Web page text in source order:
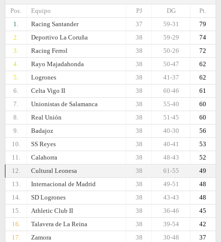
Pos.
Equipo Pt.
DG
PJ
1.
Racing Santander 79
59-31
37
2.
Deportivo La Coruña 74
59-29
38
3.
Racing Ferrol 72
50-26
38
4.
Rayo Majadahonda 62
50-47
38
5.
Logrones 62
41-37
38
6.
Celta Vigo II 61
60-46
38
7.
Unionistas de Salamanca 60
55-40
38
8.
Real Unión 60
51-45
38
9.
Badajoz 56
40-30
38
10.
SS Reyes 53
40-41
38
11.
Calahorra 52
48-43
38
12.
Cultural Leonesa 49
61-55
38
13.
Internacional de Madrid 48
49-51
38
14.
SD Logrones 48
43-43
38
15.
Athletic Club II 45
36-46
38
16.
Talavera de La Reina 42
39-54
38
17.
Zamora 37
30-48
38